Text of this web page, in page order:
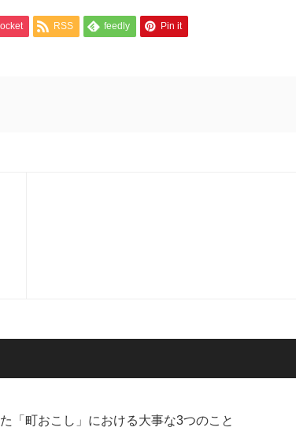
RSS feedly Pin it
「町おこし」における大事な3つのこと